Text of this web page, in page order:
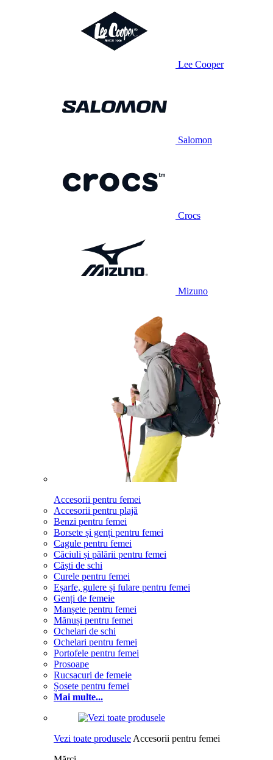
Lee Cooper
Salomon
Crocs
Mizuno
Accesorii pentru femei
Accesorii pentru plajă
Benzi pentru femei
Borsete și genți pentru femei
Cagule pentru femei
Căciuli și pălării pentru femei
Căști de schi
Curele pentru femei
Eșarfe, gulere și fulare pentru femei
Genți de femeie
Manșete pentru femei
Mănuși pentru femei
Ochelari de schi
Ochelari pentru femei
Portofele pentru femei
Prosoape
Rucsacuri de femeie
Șosete pentru femei
Mai multe...
Vezi toate produsele Accesorii pentru femei